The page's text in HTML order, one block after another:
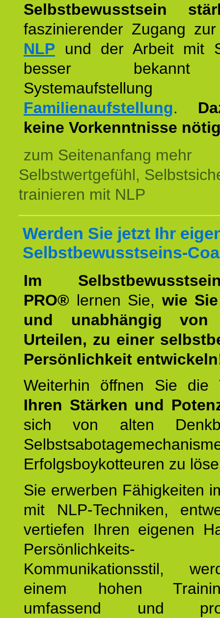
Selbstbewusstsein
faszinierender Zugang
NLP und der Arbeit mit
besser
Familienaufstellung.
keine Vorkenntnisse
zum Seitenanfang mehr
Selbstwertgefühl,
trainieren mit NLP
Werden Sie jetzt Ihr
Selbstbewusstseins-
Im
PRO® lernen Sie, wie
und unabhängig von
Urteilen, zu einer
Persönlichkeit
Weiterhin öffnen Sie
Ihren Stärken und
sich von alten
Erfolgsboykotteuren zu
Sie erwerben Fähigkeiten
mit NLP-Techniken,
vertiefen Ihren eigenen
Kommunikationsstil,
einem hohen
umfassend und